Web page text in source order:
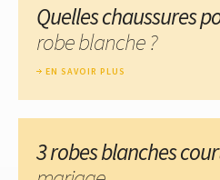
Quelles chaussures
robe blanche ?
EN SAVOIR PLUS
3 robes blanches